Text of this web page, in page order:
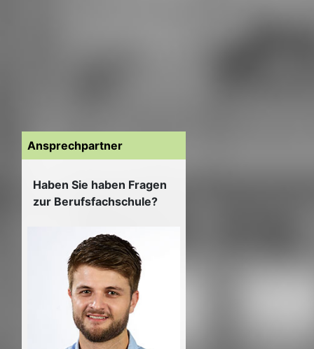
Ansprechpartner
Haben Sie haben Fragen
zur Berufsfachschule?